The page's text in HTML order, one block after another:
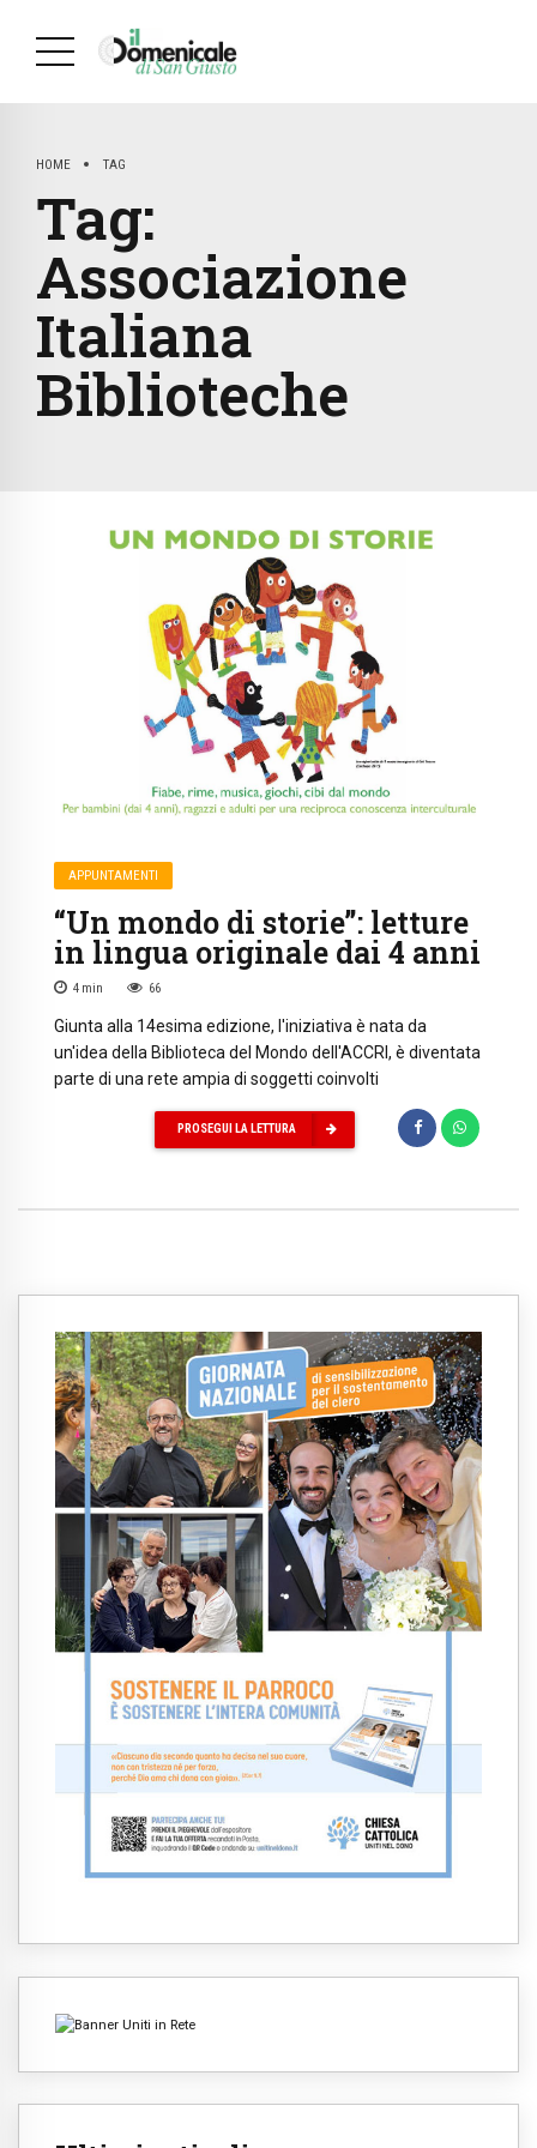
HOME TAG
Tag:
Associazione
Italiana
Biblioteche
APPUNTAMENTI
“Un mondo di storie”: letture
in lingua originale dai 4 anni
4 min 66
Giunta alla 14esima edizione, l'iniziativa è nata da
un'idea della Biblioteca del Mondo dell'ACCRI, è diventata
parte di una rete ampia di soggetti coinvolti
PROSEGUI LA LETTURA